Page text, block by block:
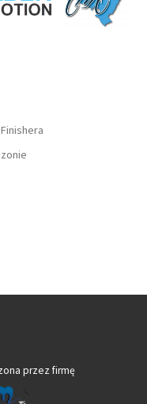
przez firmę